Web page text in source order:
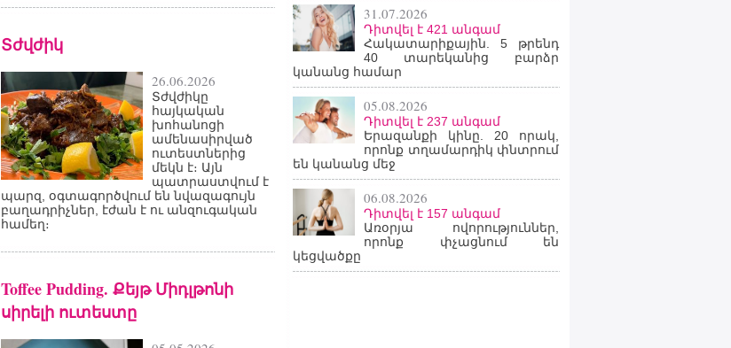
Տժվժիկ
26.06.2026
Տժվժիկը
հայկական
խոհանոցի
ամենասիրված
ուտեստներից
մեկն է։ Այն
պատրաստվում է
պարզ, օգտագործվում են նվազագույն
բաղադրիչներ, էժան է ու անզուգական
համեղ։
Toffee Pudding. Քեյթ Միդլթոնի
սիրելի ուտեստը
31.07.2026
Դիտվել է 421 անգամ
Հակատարիքային. 5 թրենդ
40 տարեկանից բարձր
կանանց համար
05.08.2026
Դիտվել է 237 անգամ
Երազանքի կինը. 20 որակ,
որոնք տղամարդիկ փնտրում
են կանանց մեջ
06.08.2026
Դիտվել է 157 անգամ
Առօրյա ովորություններ,
որոնք փչացնում են
կեցվածքը